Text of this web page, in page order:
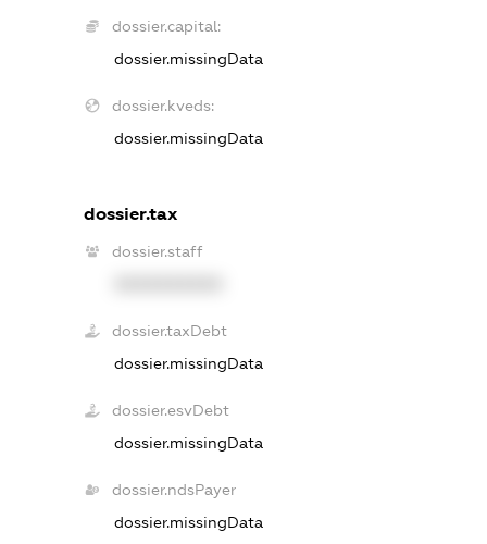
dossier.capital:
dossier.missingData
dossier.kveds:
dossier.missingData
dossier.tax
dossier.staff
dossier.taxDebt
dossier.missingData
dossier.esvDebt
dossier.missingData
dossier.ndsPayer
dossier.missingData